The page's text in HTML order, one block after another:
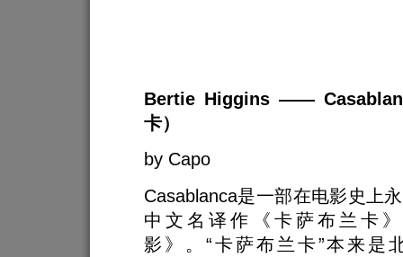
Bertie Higgins ——
卡）
by Capo
Casablanca是一部在电影史上
中文名译作《卡萨布兰卡
影》。“卡萨布兰卡”本来是